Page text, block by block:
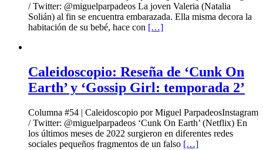
/ Twitter: @miguelparpadeos La joven Valeria (Natalia
Solián) al fin se encuentra embarazada. Ella misma decora la
habitación de su bebé, hace con […]
Caleidoscopio: Reseña de ‘Cunk On
Earth’ y ‘Gossip Girl: temporada 2’
Columna #54 | Caleidoscopio por Miguel ParpadeosInstagram
/ Twitter: @miguelparpadeos ‘Cunk On Earth’ (Netflix) En
los últimos meses de 2022 surgieron en diferentes redes
sociales pequeños fragmentos de un falso […]